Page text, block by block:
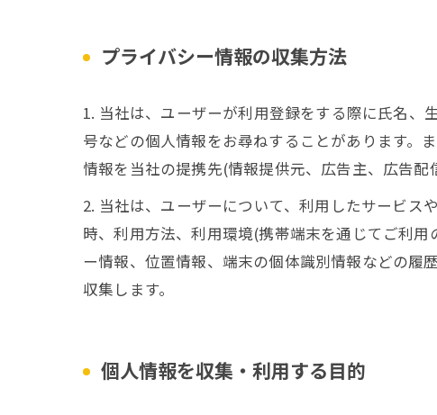
プライバシー情報の収集方法
1. 当社は、ユーザーが利用登録をする際に氏名
号などの個人情報をお尋ねすることがあります。
情報を当社の提携先(情報提供元、広告主、広告配
2. 当社は、ユーザーについて、利用したサービス
時、利用方法、利用環境(携帯端末を通じてご利
ー情報、位置情報、端末の個体識別情報などの履
収集します。
個人情報を収集・利用する目的